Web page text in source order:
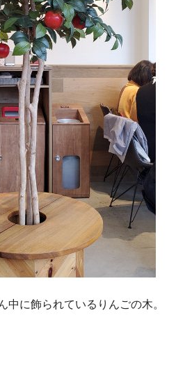
中に飾られているりんごの木。